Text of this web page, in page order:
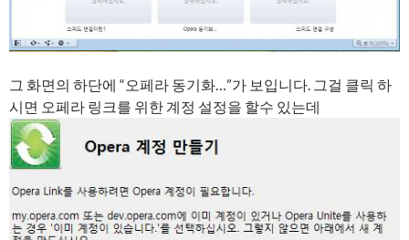
그 화면의 하단에 “오페라 동기화…”가 보입니다. 그걸 클릭 하
시면 오페라 링크를 위한 계정 설정을 할수 있는데